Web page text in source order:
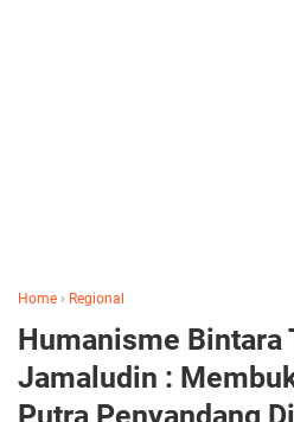
Home › Regional
Humanisme Bintara
Jamaludin :